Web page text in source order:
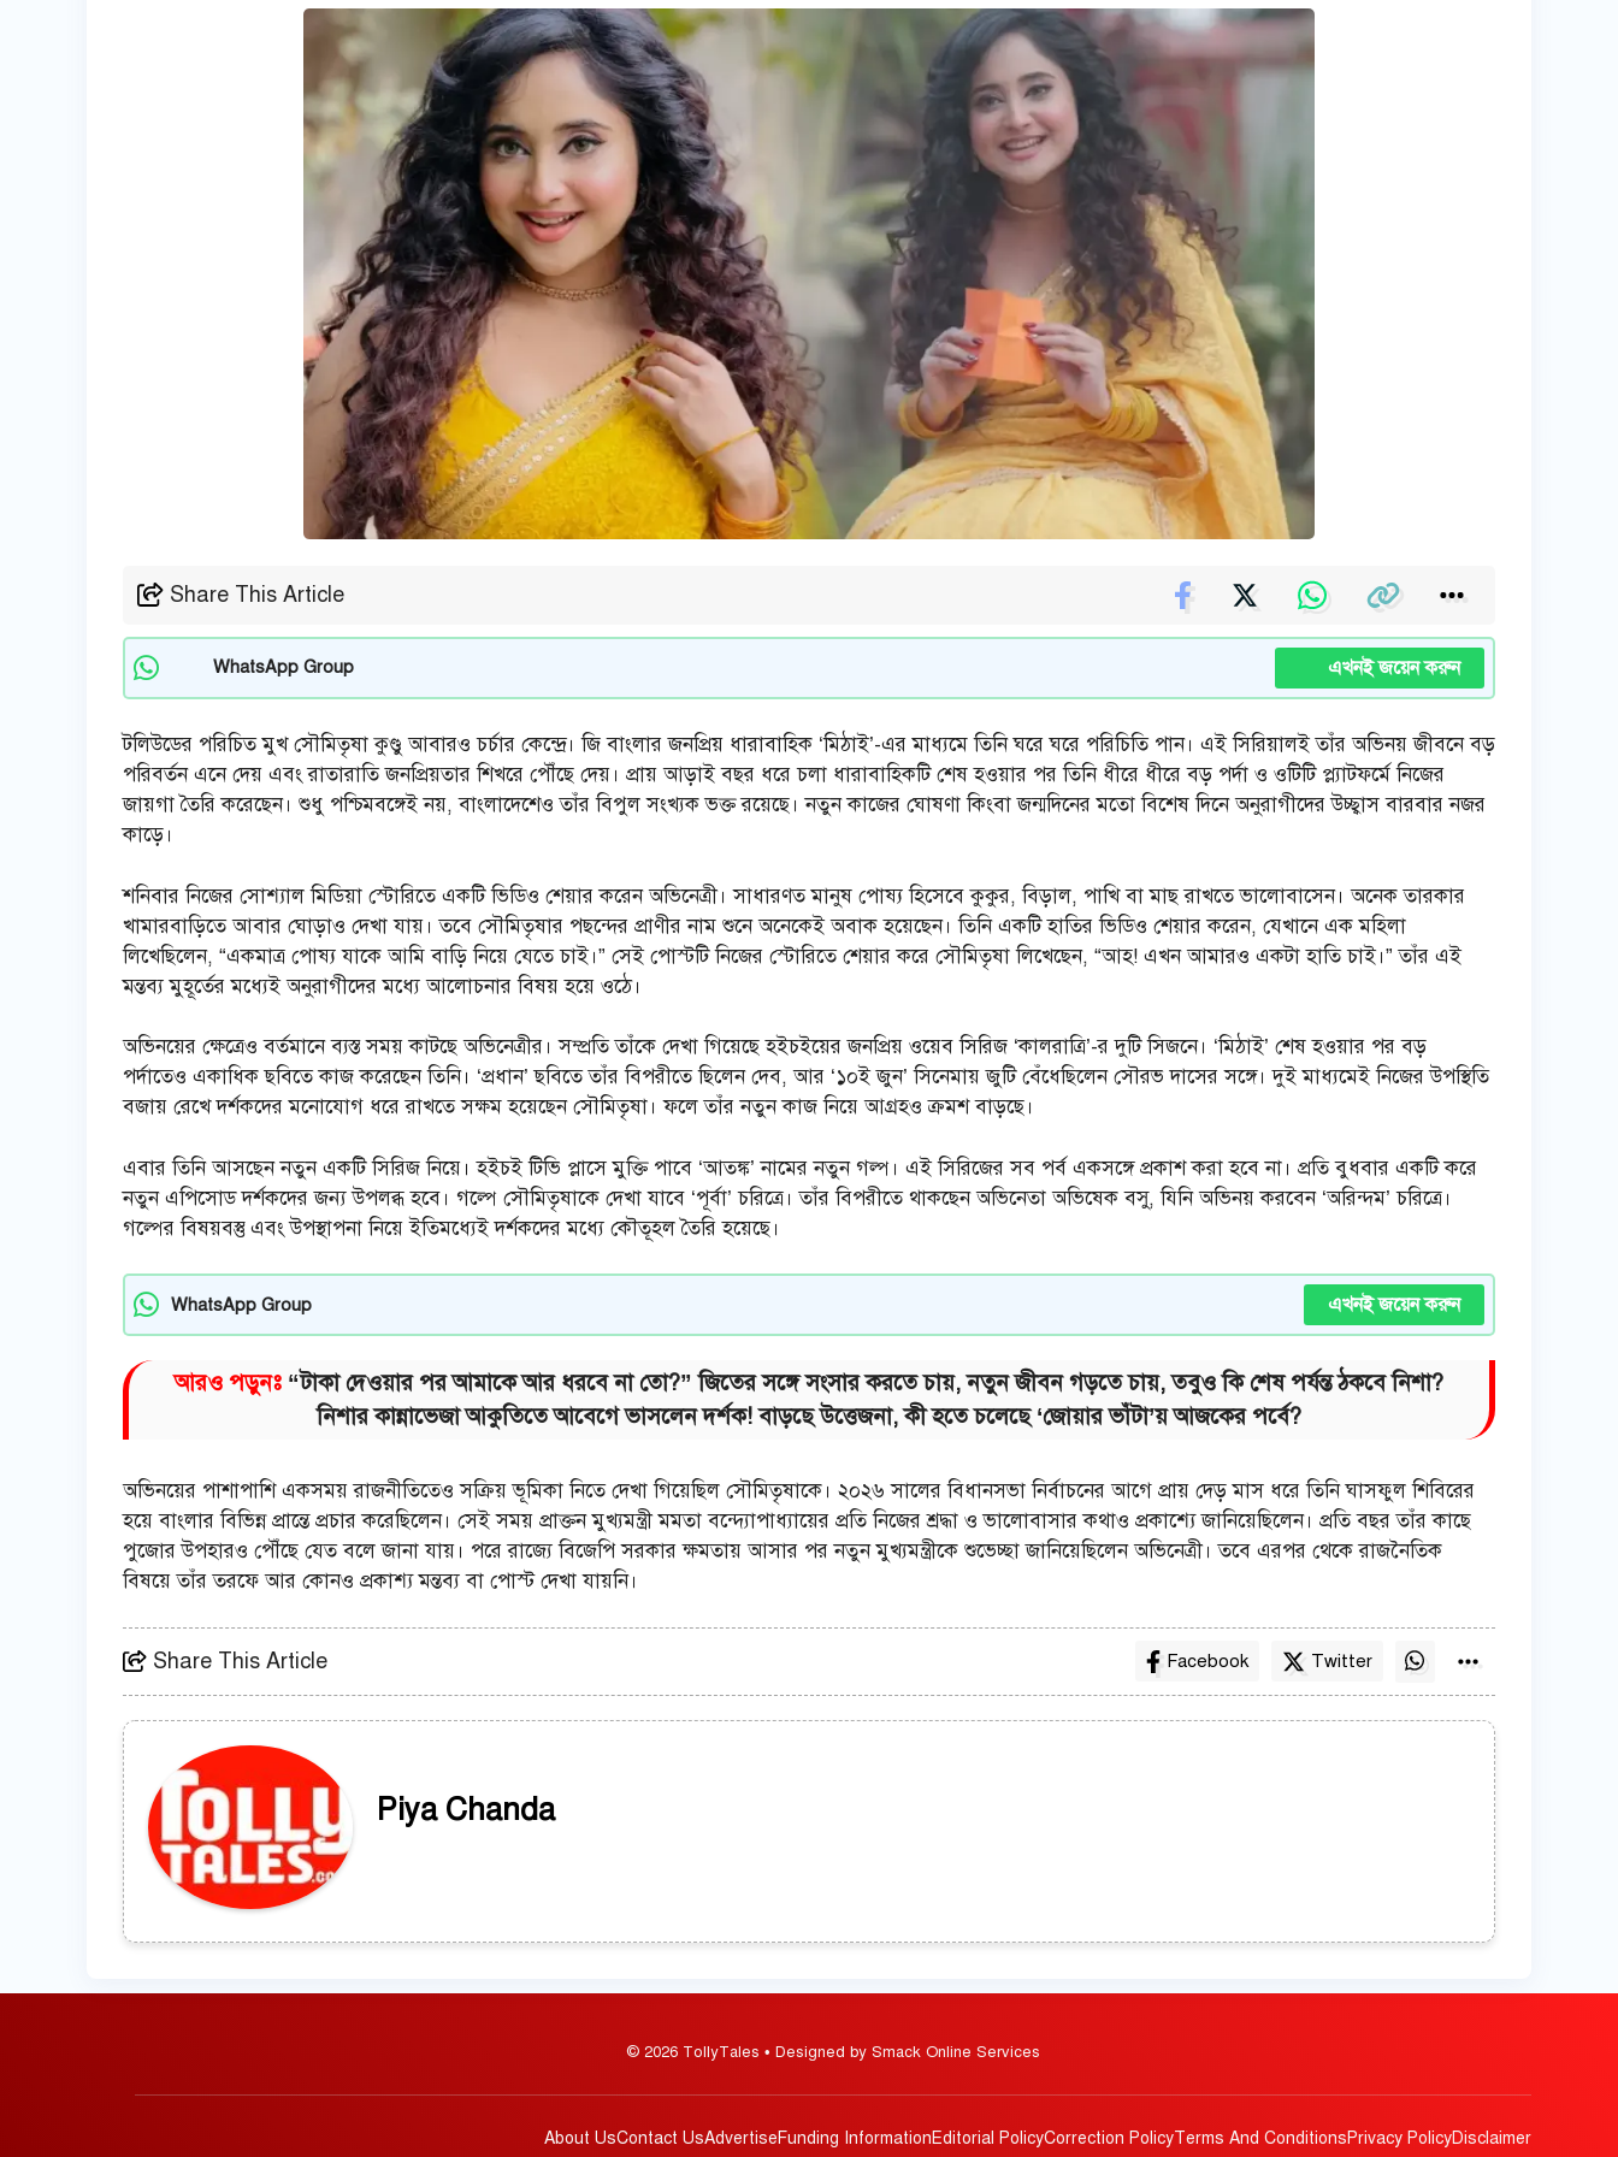
Share This Article
WhatsApp Group এখনই জয়েন করুন
টলিউডের পরিচিত মুখ সৌমিতৃষা কুণ্ডু আবারও চর্চার কেন্দ্রে। জি বাংলার জনপ্রিয় ধারাবাহিক ‘মিঠাই’-এর মাধ্যমে তিনি ঘরে ঘরে পরিচিতি পান। এই সিরিয়ালই তাঁর অভিনয় জীবনে বড়
পরিবর্তন এনে দেয় এবং রাতারাতি জনপ্রিয়তার শিখরে পৌঁছে দেয়। প্রায় আড়াই বছর ধরে চলা ধারাবাহিকটি শেষ হওয়ার পর তিনি ধীরে ধীরে বড় পর্দা ও ওটিটি প্ল্যাটফর্মে নিজের
জায়গা তৈরি করেছেন। শুধু পশ্চিমবঙ্গেই নয়, বাংলাদেশেও তাঁর বিপুল সংখ্যক ভক্ত রয়েছে। নতুন কাজের ঘোষণা কিংবা জন্মদিনের মতো বিশেষ দিনে অনুরাগীদের উচ্ছ্বাস বারবার নজর
কাড়ে।
শনিবার নিজের সোশ্যাল মিডিয়া স্টোরিতে একটি ভিডিও শেয়ার করেন অভিনেত্রী। সাধারণত মানুষ পোষ্য হিসেবে কুকুর, বিড়াল, পাখি বা মাছ রাখতে ভালোবাসেন। অনেক তারকার
খামারবাড়িতে আবার ঘোড়াও দেখা যায়। তবে সৌমিতৃষার পছন্দের প্রাণীর নাম শুনে অনেকেই অবাক হয়েছেন। তিনি একটি হাতির ভিডিও শেয়ার করেন, যেখানে এক মহিলা
লিখেছিলেন, “একমাত্র পোষ্য যাকে আমি বাড়ি নিয়ে যেতে চাই।” সেই পোস্টটি নিজের স্টোরিতে শেয়ার করে সৌমিতৃষা লিখেছেন, “আহ! এখন আমারও একটা হাতি চাই।” তাঁর এই
মন্তব্য মুহূর্তের মধ্যেই অনুরাগীদের মধ্যে আলোচনার বিষয় হয়ে ওঠে।
অভিনয়ের ক্ষেত্রেও বর্তমানে ব্যস্ত সময় কাটছে অভিনেত্রীর। সম্প্রতি তাঁকে দেখা গিয়েছে হইচইয়ের জনপ্রিয় ওয়েব সিরিজ ‘কালরাত্রি’-র দুটি সিজনে। ‘মিঠাই’ শেষ হওয়ার পর বড়
পর্দাতেও একাধিক ছবিতে কাজ করেছেন তিনি। ‘প্রধান’ ছবিতে তাঁর বিপরীতে ছিলেন দেব, আর ‘১০ই জুন’ সিনেমায় জুটি বেঁধেছিলেন সৌরভ দাসের সঙ্গে। দুই মাধ্যমেই নিজের উপস্থিতি
বজায় রেখে দর্শকদের মনোযোগ ধরে রাখতে সক্ষম হয়েছেন সৌমিতৃষা। ফলে তাঁর নতুন কাজ নিয়ে আগ্রহও ক্রমশ বাড়ছে।
এবার তিনি আসছেন নতুন একটি সিরিজ নিয়ে। হইচই টিভি প্লাসে মুক্তি পাবে ‘আতঙ্ক’ নামের নতুন গল্প। এই সিরিজের সব পর্ব একসঙ্গে প্রকাশ করা হবে না। প্রতি বুধবার একটি করে
নতুন এপিসোড দর্শকদের জন্য উপলব্ধ হবে। গল্পে সৌমিতৃষাকে দেখা যাবে ‘পূর্বা’ চরিত্রে। তাঁর বিপরীতে থাকছেন অভিনেতা অভিষেক বসু, যিনি অভিনয় করবেন ‘অরিন্দম’ চরিত্রে।
গল্পের বিষয়বস্তু এবং উপস্থাপনা নিয়ে ইতিমধ্যেই দর্শকদের মধ্যে কৌতূহল তৈরি হয়েছে।
WhatsApp Group এখনই জয়েন করুন
আরও পড়ুনঃ “টাকা দেওয়ার পর আমাকে আর ধরবে না তো?” জিতের সঙ্গে সংসার করতে চায়, নতুন জীবন গড়তে চায়, তবুও কি শেষ পর্যন্ত ঠকবে নিশা?
নিশার কান্নাভেজা আকুতিতে আবেগে ভাসলেন দর্শক! বাড়ছে উত্তেজনা, কী হতে চলেছে ‘জোয়ার ভাঁটা’য় আজকের পর্বে?
অভিনয়ের পাশাপাশি একসময় রাজনীতিতেও সক্রিয় ভূমিকা নিতে দেখা গিয়েছিল সৌমিতৃষাকে। ২০২৬ সালের বিধানসভা নির্বাচনের আগে প্রায় দেড় মাস ধরে তিনি ঘাসফুল শিবিরের
হয়ে বাংলার বিভিন্ন প্রান্তে প্রচার করেছিলেন। সেই সময় প্রাক্তন মুখ্যমন্ত্রী মমতা বন্দ্যোপাধ্যায়ের প্রতি নিজের শ্রদ্ধা ও ভালোবাসার কথাও প্রকাশ্যে জানিয়েছিলেন। প্রতি বছর তাঁর কাছে
পুজোর উপহারও পৌঁছে যেত বলে জানা যায়। পরে রাজ্যে বিজেপি সরকার ক্ষমতায় আসার পর নতুন মুখ্যমন্ত্রীকে শুভেচ্ছা জানিয়েছিলেন অভিনেত্রী। তবে এরপর থেকে রাজনৈতিক
বিষয়ে তাঁর তরফে আর কোনও প্রকাশ্য মন্তব্য বা পোস্ট দেখা যায়নি।
Share This Article Facebook Twitter
Piya Chanda
© 2026 TollyTales • Designed by Smack Online Services
About UsContact UsAdvertiseFunding InformationEditorial PolicyCorrection PolicyTerms And ConditionsPrivacy PolicyDisclaimer